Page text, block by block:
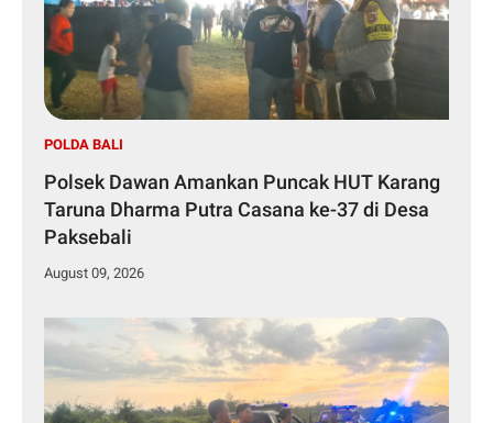
POLDA BALI
Polsek Dawan Amankan Puncak HUT Karang
Taruna Dharma Putra Casana ke-37 di Desa
Paksebali
August 09, 2026